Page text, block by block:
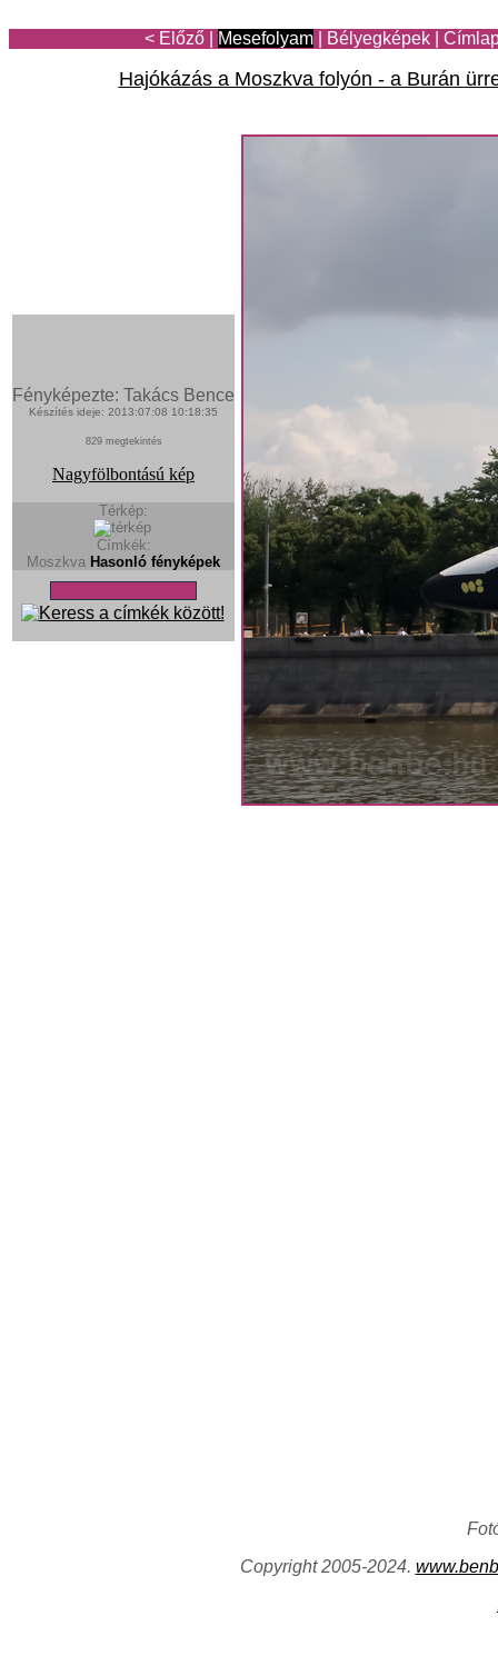
< Előző Mesefolyam Bélyegképek
Hajókázás a Moszkva folyón - a Burán
Fényképezte: Takács Bence
Készítés ideje: 2013:07:08 10:18:35
829 megtekintés
Nagyfölbontású kép
Térkép:
Címkék:
Moszkva Hasonló fényképek
Copyright 2005-2024.